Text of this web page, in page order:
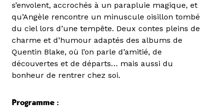
s’envolent, accrochés à un parapluie magique, et
qu’Angèle rencontre un minuscule oisillon tombé
du ciel lors d’une tempête. Deux contes pleins de
charme et d’humour adaptés des albums de
Quentin Blake, où l’on parle d’amitié, de
découvertes et de départs… mais aussi du
bonheur de rentrer chez soi.
Programme :